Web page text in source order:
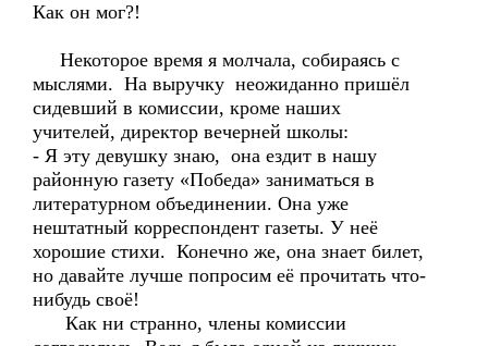
Как он мог?!
Некоторое время я молчала, собираясь с
мыслями. На выручку неожиданно пришёл
сидевший в комиссии, кроме наших
учителей, директор вечерней школы:
- Я эту девушку знаю, она ездит в нашу
районную газету «Победа» заниматься в
литературном объединении. Она уже
нештатный корреспондент газеты. У неё
хорошие стихи. Конечно же, она знает билет,
но давайте лучше попросим её прочитать что-
нибудь своё!
Как ни странно, члены комиссии